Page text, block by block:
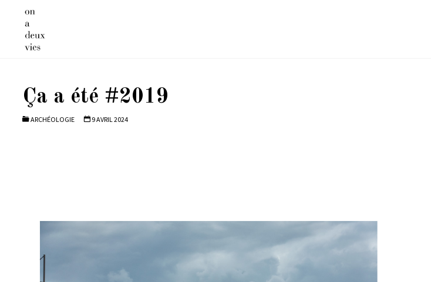
content
Ça a été #2019
ARCHÉOLOGIE 9 AVRIL 2024